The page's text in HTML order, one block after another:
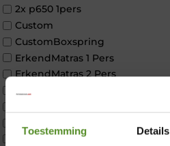
Toestemming Details
2x p650 1pers
Custom
CustomBoxspring
ErkendMatras 1 Pers
ErkendMatras 2 Pers
p350 1 Pers